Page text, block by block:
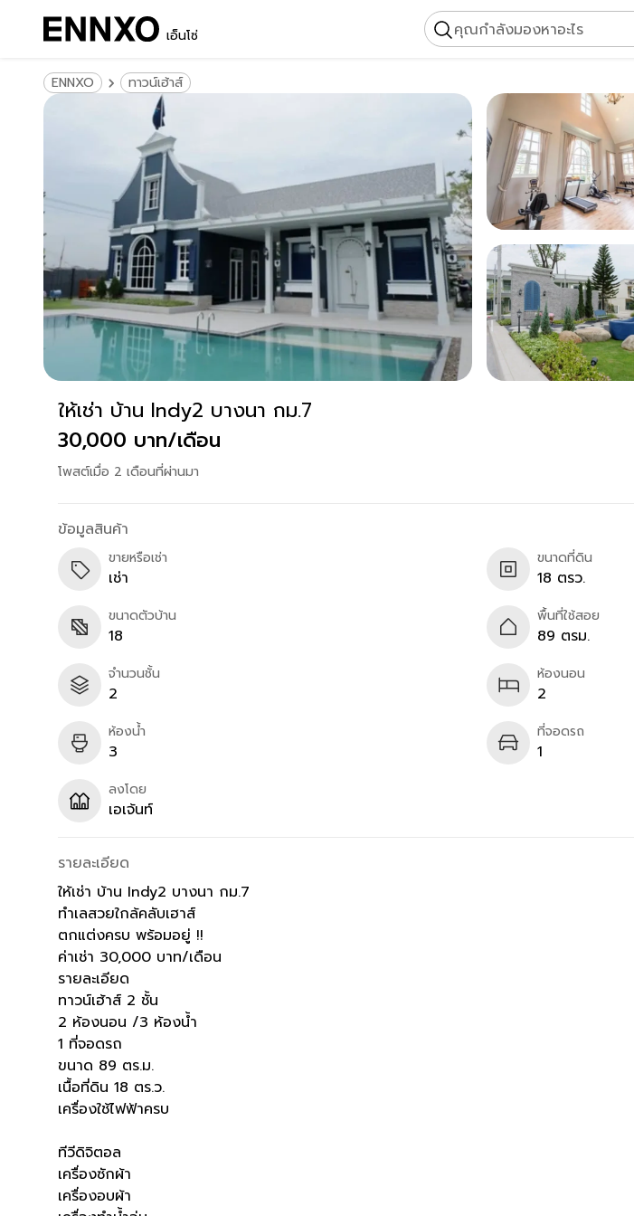
เอ็นโซ่ คุณกำลังมองหาอะไร
ENNXO ทาวน์เฮ้าส์
ให้เช่า บ้าน Indy2 บางนา กม.7
30,000 บาท/เดือน
โพสต์เมื่อ 2 เดือนที่ผ่านมา
ข้อมูลสินค้า
ขายหรือเช่า
เช่า
ขนาดที่ดิน
18 ตรว.
ขนาดตัวบ้าน
18
พื้นที่ใช้สอย
89 ตรม.
จำนวนชั้น
2
ห้องนอน
2
ห้องน้ำ
3
ที่จอดรถ
1
ลงโดย
เอเจ้นท์
รายละเอียด
ให้เช่า บ้าน Indy2 บางนา กม.7
ทำเลสวยใกล้คลับเฮาส์
ตกแต่งครบ พร้อมอยู่ !!
ค่าเช่า 30,000 บาท/เดือน
รายละเอียด
ทาวน์เฮ้าส์ 2 ชั้น
2 ห้องนอน /3 ห้องน้ำ
1 ที่จอดรถ
ขนาด 89 ตร.ม.
เนื้อที่ดิน 18 ตร.ว.
เครื่องใช้ไฟฟ้าครบ
ทีวีดิจิตอล
เครื่องซักผ้า
เครื่องอบผ้า